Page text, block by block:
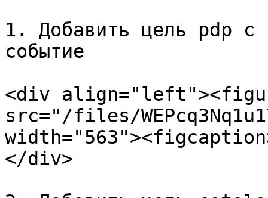
1. Добавить цель pdp
событие
<div
src="/files/
</div>